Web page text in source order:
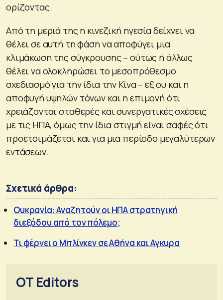
ορίζοντας.
Από τη μεριά της η κινεζική ηγεσία δείχνει να
θέλει σε αυτή τη φάση να αποφύγει μια
κλιμάκωση της σύγκρουσης – ούτως ή άλλως
θέλει να ολοκληρώσει το μεσοπρόθεσμο
σχεδιασμό για την ίδια την Κίνα – εξ ου και η
αποφυγή υψηλών τόνων και η επιμονή ότι
χρειάζονται σταθερές και συνεργατικές σχέσεις
με τις ΗΠΑ, όμως την ίδια στιγμή είναι σαφές ότι
προετοιμάζεται και για μια περίοδο μεγαλύτερων
εντάσεων.
Σχετικά άρθρα:
Ουκρανία: Αναζητούν οι ΗΠΑ στρατηγική
διεξόδου από τον πόλεμο;
Τι φέρνει ο Μπλίνκεν σε Αθήνα και Αγκυρα
OT Editors